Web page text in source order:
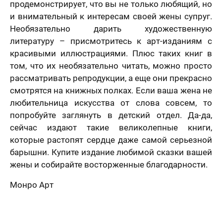
продемонстрирует, что вы не только любящий, но
и внимательный к интересам своей жены супруг.
Необязательно дарить художественную
литературу – присмотритесь к арт-изданиям с
красивыми иллюстрациями. Плюс таких книг в
том, что их необязательно читать, можно просто
рассматривать репродукции, а еще они прекрасно
смотрятся на книжных полках. Если ваша жена не
любительница искусства от слова совсем, то
попробуйте заглянуть в детский отдел. Да-да,
сейчас издают такие великолепные книги,
которые растопят сердце даже самой серьезной
барышни. Купите издание любимой сказки вашей
жены и собирайте восторженные благодарности.
Монро Арт